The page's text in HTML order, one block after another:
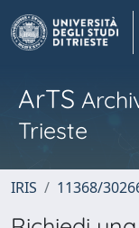
ArTS
Trieste
IRIS 11368/